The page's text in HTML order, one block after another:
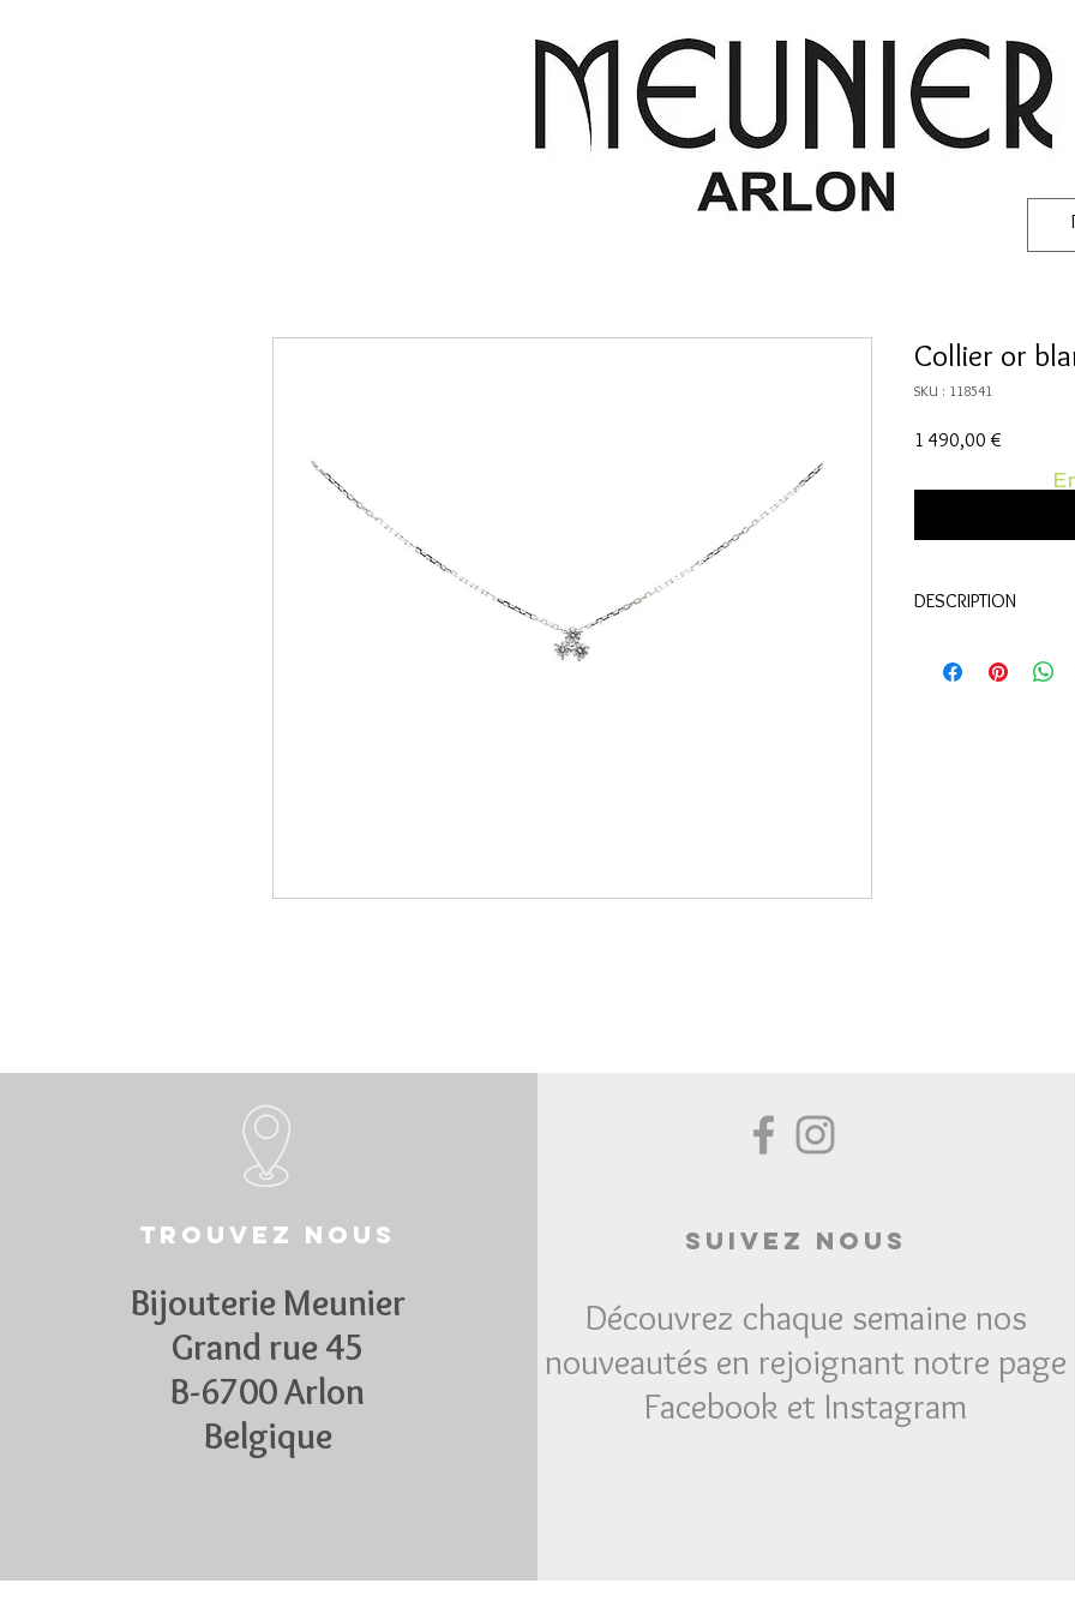
Collier or
SKU : 118541
1 490,00 €
DESCRIPTION
Pierres:
diamants
Trouvez nous
Bijouterie Meunier
Grand rue 45
B-6700 Arlon
Belgique
Suivez Nous
Découvrez chaque semaine nos
nouveautés en rejoignant notre page
Facebook et Instagram